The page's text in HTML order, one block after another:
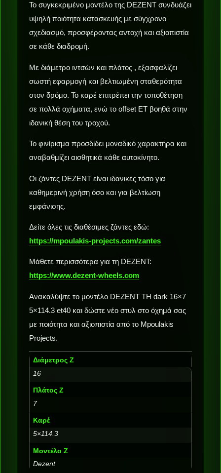
Το συγκεκριμένο μοντέλο της DEZENT συνδυάζει
υψηλή ποιότητα κατασκευής με σύγχρονο
σχεδιασμό, προσφέροντας αντοχή και αξιοπιστία
σε κάθε διαδρομή.
Με διάμετρο ιντσών και πλάτος , εξασφαλίζει
σωστή εφαρμογή και βελτιωμένη σταθερότητα
στον δρόμο. Το καρέ επιτρέπει την τοποθέτηση
σε πολλά οχήματα, ενώ το offset ET βοηθά στην
ιδανική θέση του τροχού.
Το φινίρισμα προσδίδει μοναδικό χαρακτήρα και
αναβαθμίζει αισθητικά κάθε αυτοκίνητο.
Οι ζάντες DEZENT είναι ιδανικές τόσο για
καθημερινή χρήση όσο και για βελτίωση
εμφάνισης.
Δείτε όλες τις διαθέσιμες ζάντες εδώ:
https://mpoulakis-projects.com/zantes
Μάθετε περισσότερα για τη DEZENT:
https://www.dezent-wheels.com
Ανακαλύψτε το μοντέλο DEZENT TH dark 16×7
5×114.3 et40 και δώστε νέο στυλ στο όχημά σας
με ποιότητα και αξιοπιστία από το Mpoulakis
Projects.
Διάμετρος Ζ
16
Πλάτος Ζ
7
Καρέ
5×114.3
Μοντέλο Ζ
Dezent